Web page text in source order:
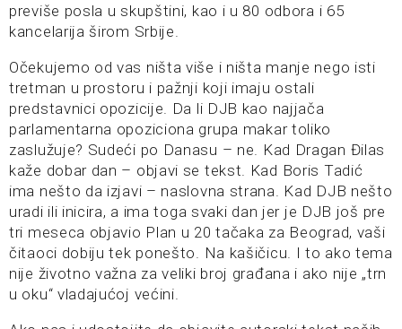
previše posla u skupštini, kao i u 80 odbora i 65
kancelarija širom Srbije.
Očekujemo od vas ništa više i ništa manje nego isti
tretman u prostoru i pažnji koji imaju ostali
predstavnici opozicije. Da li DJB kao najjača
parlamentarna opoziciona grupa makar toliko
zaslužuje? Sudeći po Danasu – ne. Kad Dragan Đilas
kaže dobar dan – objavi se tekst. Kad Boris Tadić
ima nešto da izjavi – naslovna strana. Kad DJB nešto
uradi ili inicira, a ima toga svaki dan jer je DJB još pre
tri meseca objavio Plan u 20 tačaka za Beograd, vaši
čitaoci dobiju tek ponešto. Na kašičicu. I to ako tema
nije životno važna za veliki broj građana i ako nije „trn
u oku“ vladajućoj većini.